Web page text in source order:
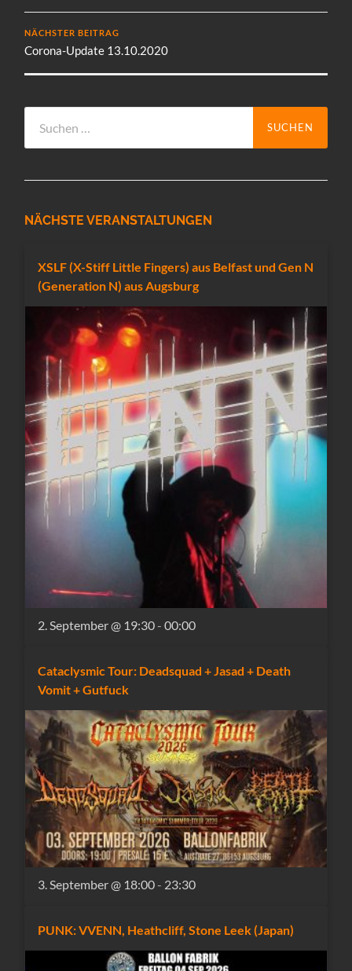
NÄCHSTER BEITRAG
Corona-Update 13.10.2020
nach:
NÄCHSTE VERANSTALTUNGEN
XSLF (X-Stiff Little Fingers) aus Belfast und Gen N
(Generation N) aus Augsburg
2. September @ 19:30-00:00
Cataclysmic Tour: Deadsquad + Jasad + Death
Vomit + Gutfuck
3. September @ 18:00- 23:30
PUNK: VVENN, Heathcliff, Stone Leek (Japan)